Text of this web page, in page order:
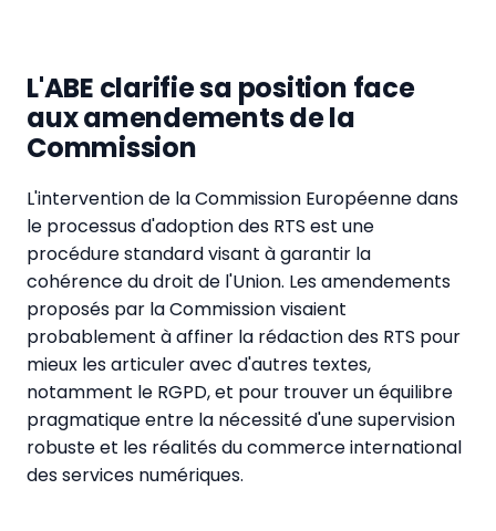
L'ABE clarifie sa position face
aux amendements de la
Commission
L'intervention de la Commission Européenne dans
le processus d'adoption des RTS est une
procédure standard visant à garantir la
cohérence du droit de l'Union. Les amendements
proposés par la Commission visaient
probablement à affiner la rédaction des RTS pour
mieux les articuler avec d'autres textes,
notamment le RGPD, et pour trouver un équilibre
pragmatique entre la nécessité d'une supervision
robuste et les réalités du commerce international
des services numériques.